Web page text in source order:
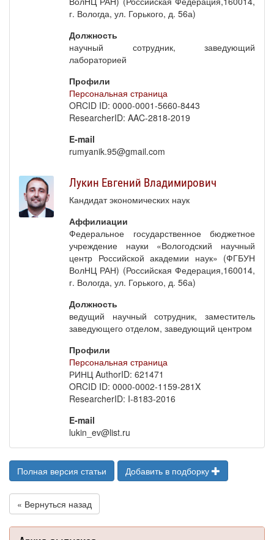
г. Вологда, ул. Горького, д. 56а)
Должность
научный сотрудник, заведующий
лабораторией
Профили
Персональная страница
ORCID ID: 0000-0001-5660-8443
ResearcherID: AAC-2818-2019
E-mail
rumyanik.95@gmail.com
Лукин Евгений Владимирович
Кандидат экономических наук
Аффилиации
Федеральное государственное бюджетное
учреждение науки «Вологодский научный
центр Российской академии наук» (ФГБУН
ВолНЦ РАН) (Российская Федерация,160014,
г. Вологда, ул. Горького, д. 56а)
Должность
ведущий научный сотрудник, заместитель
заведующего отделом, заведующий центром
Профили
Персональная страница
РИНЦ AuthorID: 621471
ORCID ID: 0000-0002-1159-281X
ResearcherID: I-8183-2016
E-mail
lukin_ev@list.ru
Полная версия статьи Добавить в подборку
« Вернуться назад